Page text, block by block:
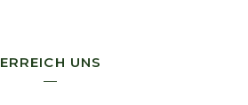
ERREICH UNS